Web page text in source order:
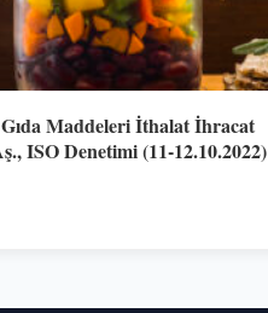
Maddeleri İthalat İhracat
ISO Denetimi (11-12.10.2022)